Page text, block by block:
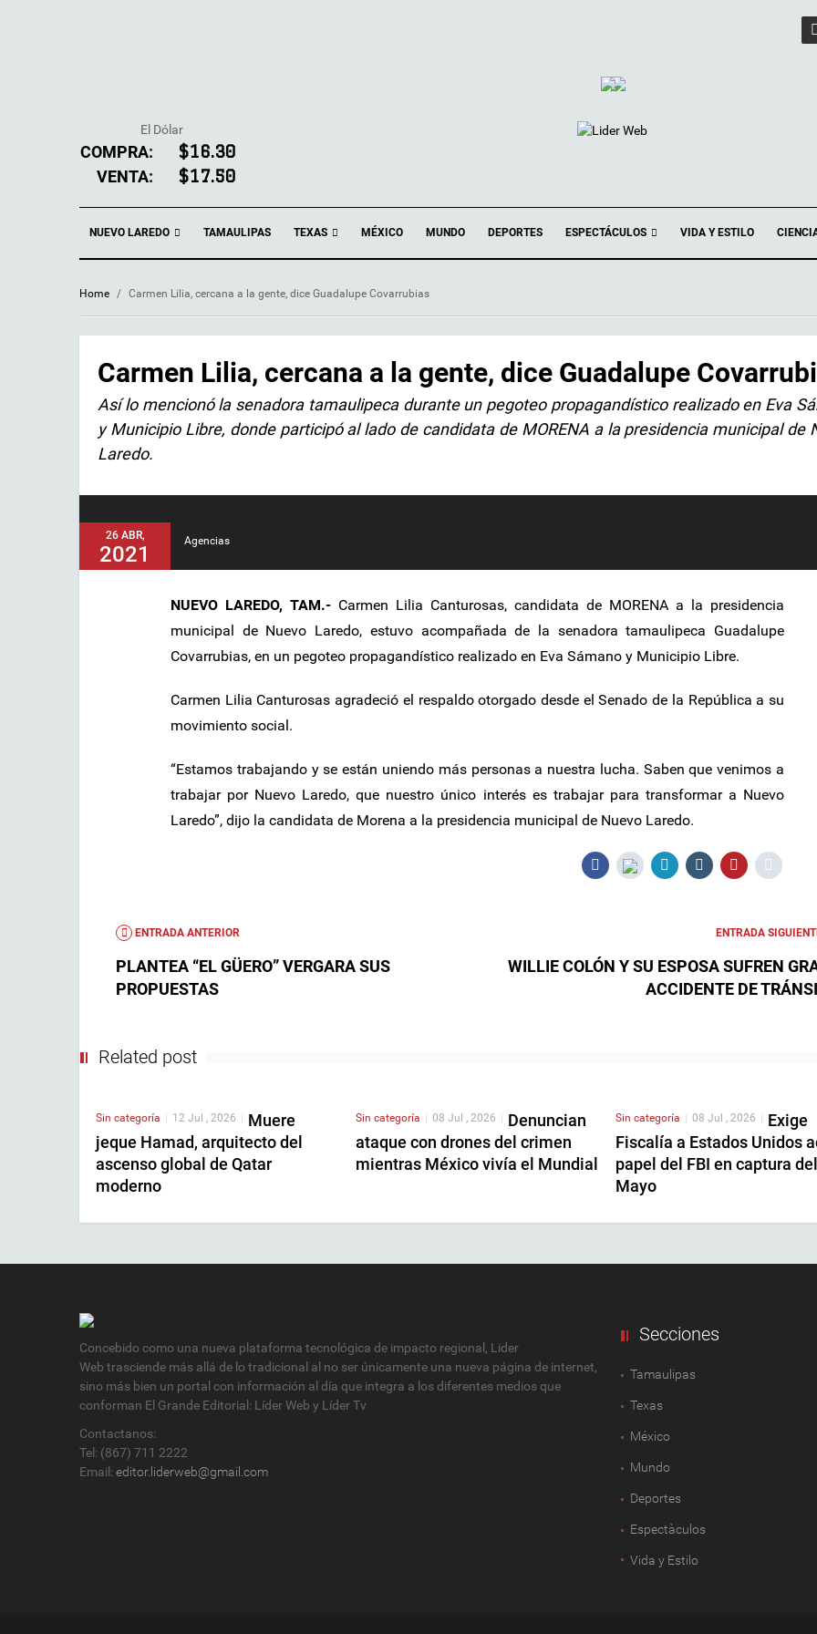
El Dólar
COMPRA: $16.30
VENTA: $17.50
NUEVO LAREDO TAMAULIPAS TEXAS MÉXICO MUNDO DEPORTES ESPECTÁCULOS VIDA Y ESTILO
Home / Carmen Lilia, cercana a la gente, dice Guadalupe Covarrubias
Carmen Lilia, cercana a la gente, dice Guadalupe
Así lo mencionó la senadora tamaulipeca durante un pegoteo propagandístico realizado en Eva
y Municipio Libre, donde participó al lado de candidata de MORENA a la presidencia municipal de
Laredo.
26 ABR,
2021
Agencias
NUEVO LAREDO, TAM.- Carmen Lilia Canturosas, candidata de MORENA a la presidencia
municipal de Nuevo Laredo, estuvo acompañada de la senadora tamaulipeca Guadalupe
Covarrubias, en un pegoteo propagandístico realizado en Eva Sámano y Municipio Libre.
Carmen Lilia Canturosas agradeció el respaldo otorgado desde el Senado de la República a su
movimiento social.
“Estamos trabajando y se están uniendo más personas a nuestra lucha. Saben que venimos a
trabajar por Nuevo Laredo, que nuestro único interés es trabajar para transformar a Nuevo
Laredo”, dijo la candidata de Morena a la presidencia municipal de Nuevo Laredo.
ENTRADA ANTERIOR
PLANTEA “EL GÜERO” VERGARA SUS
PROPUESTAS
ENTRADA
WILLIE COLÓN Y SU ESPOSA SUFREN
ACCIDENTE DE
Related post
Sin categoría | 12 Jul , 2026 | Muere
jeque Hamad, arquitecto del
ascenso global de Qatar
moderno
Sin categoría | 08 Jul , 2026 | Denuncian
ataque con drones del crimen
mientras México vivía el Mundial
Sin categoría | 08 Jul , 2026 | Exige
Fiscalía a Estados Unidos
papel del FBI en captura del
Mayo
Concebido como una nueva plataforma tecnológica de impacto regional, Lider
Web trasciende más allá de lo tradicional al no ser únicamente una nueva página de internet,
sino más bien un portal con información al día que integra a los diferentes medios que
conforman El Grande Editorial: Líder Web y Líder Tv
Contactanos:
Tel: (867) 711 2222
Email: editor.liderweb@gmail.com
Secciones
Tamaulipas
Texas
México
Mundo
Deportes
Espectàculos
Vida y Estilo